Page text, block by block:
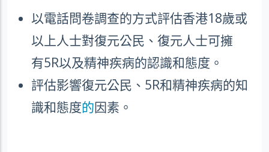
以電話問卷調查的方式評估香港18歲或
以上人士對復元公民、復元人士可擁
有5R以及精神疾病的認識和態度。
評估影響復元公民、 5R和精神疾病的知
識和態度的因素。